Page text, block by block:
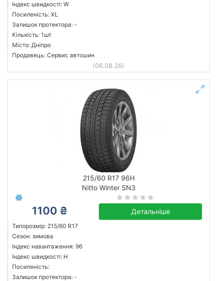
Індекс швидкості: W
Посиленість: XL
Залишок протектора: -
Кількість: 1шт
Місто: Дніпро
Продавець: Сервис автошин
(06.08.26)
215/60 R17 96H
Nitto Winter SN3
1100 ₴ Детальніше
Типорозмір: 215/60 R17
Сезон: зимова
Індекс навантаження: 96
Індекс швидкості: H
Посиленість:
Залишок протектора: -